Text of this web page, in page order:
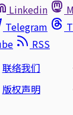
Linkedin
Telegram
RSS
联络我们
版权声明